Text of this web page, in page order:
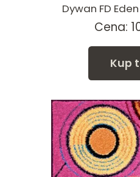
Dywan FD
Cena:
Kup